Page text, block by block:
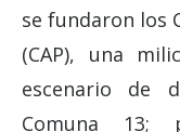
se fundaron los
(CAP), una
escenario de
Comuna 13;